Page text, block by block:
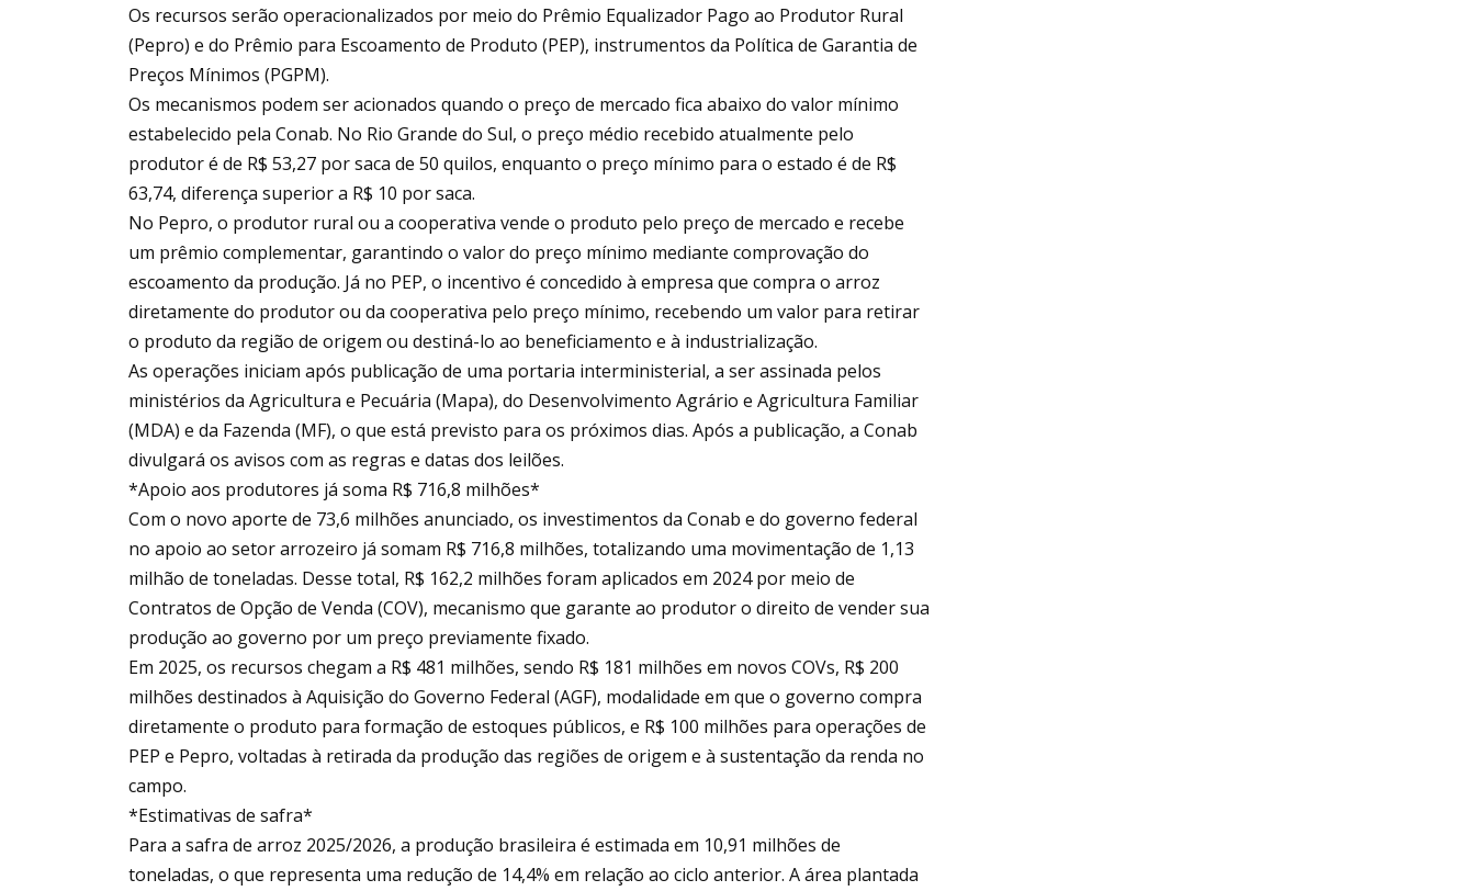
Os recursos serão operacionalizados por meio do Prêmio Equalizador Pago ao Produtor Rural
(Pepro) e do Prêmio para Escoamento de Produto (PEP), instrumentos da Política de Garantia de
Preços Mínimos (PGPM).
Os mecanismos podem ser acionados quando o preço de mercado fica abaixo do valor mínimo
estabelecido pela Conab. No Rio Grande do Sul, o preço médio recebido atualmente pelo
produtor é de R$ 53,27 por saca de 50 quilos, enquanto o preço mínimo para o estado é de R$
63,74, diferença superior a R$ 10 por saca.
No Pepro, o produtor rural ou a cooperativa vende o produto pelo preço de mercado e recebe
um prêmio complementar, garantindo o valor do preço mínimo mediante comprovação do
escoamento da produção. Já no PEP, o incentivo é concedido à empresa que compra o arroz
diretamente do produtor ou da cooperativa pelo preço mínimo, recebendo um valor para retirar
o produto da região de origem ou destiná-lo ao beneficiamento e à industrialização.
As operações iniciam após publicação de uma portaria interministerial, a ser assinada pelos
ministérios da Agricultura e Pecuária (Mapa), do Desenvolvimento Agrário e Agricultura Familiar
(MDA) e da Fazenda (MF), o que está previsto para os próximos dias. Após a publicação, a Conab
divulgará os avisos com as regras e datas dos leilões.
*Apoio aos produtores já soma R$ 716,8 milhões*
Com o novo aporte de 73,6 milhões anunciado, os investimentos da Conab e do governo federal
no apoio ao setor arrozeiro já somam R$ 716,8 milhões, totalizando uma movimentação de 1,13
milhão de toneladas. Desse total, R$ 162,2 milhões foram aplicados em 2024 por meio de
Contratos de Opção de Venda (COV), mecanismo que garante ao produtor o direito de vender sua
produção ao governo por um preço previamente fixado.
Em 2025, os recursos chegam a R$ 481 milhões, sendo R$ 181 milhões em novos COVs, R$ 200
milhões destinados à Aquisição do Governo Federal (AGF), modalidade em que o governo compra
diretamente o produto para formação de estoques públicos, e R$ 100 milhões para operações de
PEP e Pepro, voltadas à retirada da produção das regiões de origem e à sustentação da renda no
campo.
*Estimativas de safra*
Para a safra de arroz 2025/2026, a produção brasileira é estimada em 10,91 milhões de
toneladas, o que representa uma redução de 14,4% em relação ao ciclo anterior. A área plantada